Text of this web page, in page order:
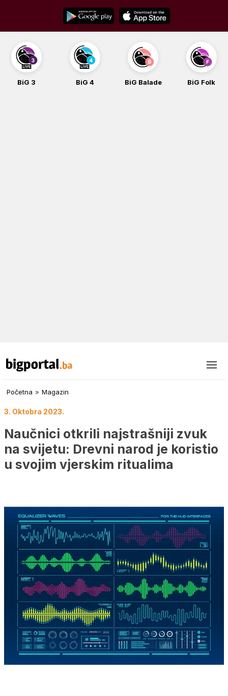
content
BiG 4 BiG Balade BiG Folk BiG iG
Početna » Magazin
3. Oktobra 2023.
Naučnici otkrili najstrašniji zvuk
na svijetu: Drevni narod je koristio
u svojim vjerskim ritualima